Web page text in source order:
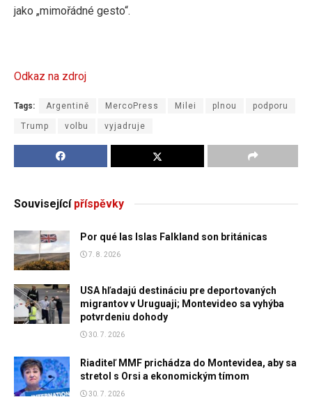
jako „mimořádné gesto“.
Odkaz na zdroj
Tags: Argentině MercoPress Milei plnou podporu
Trump volbu vyjadruje
Souvisejícípříspěvky
Por qué las Islas Falkland son británicas
7. 8. 2026
USA hľadajú destináciu pre deportovaných
migrantov v Uruguaji; Montevideo sa vyhýba
potvrdeniu dohody
30. 7. 2026
Riaditeľ MMF prichádza do Montevidea, aby sa
stretol s Orsi a ekonomickým tímom
30. 7. 2026